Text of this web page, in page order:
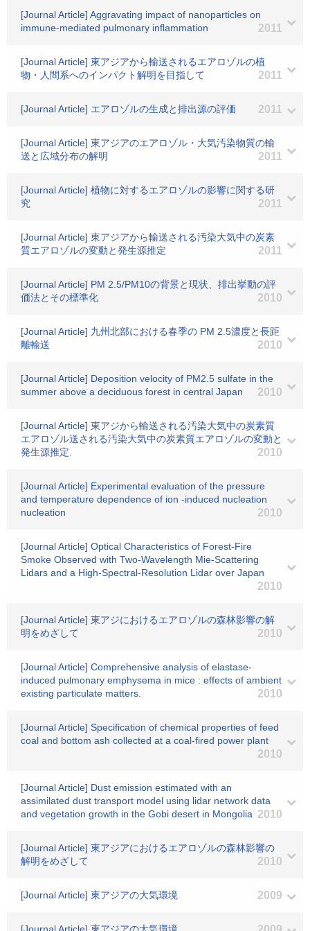
[Journal Article] Aggravating impact of nanoparticles on
immune-mediated pulmonary inflammation
2011
[Journal Article] 東アジアから輸送されるエアロゾルの植
物・人間系へのインパクト解明を目指して
2011
[Journal Article] エアロゾルの生成と排出源の評価 2011
[Journal Article] 東アジアのエアロゾル・大気汚染物質の輸
送と広域分布の解明
2011
[Journal Article] 植物に対するエアロゾルの影響に関する研
究
2011
[Journal Article] 東アジアから輸送される汚染大気中の炭素
質エアロゾルの変動と発生源推定
2011
[Journal Article] PM 2.5/PM10の背景と現状、排出挙動の評
価法とその標準化
2010
[Journal Article] 九州北部における春季の PM 2.5濃度と長距
離輸送
2010
[Journal Article] Deposition velocity of PM2.5 sulfate in the
summer above a deciduous forest in central Japan
2010
[Journal Article] 東アジから輸送される汚染大気中の炭素質
エアロゾル送される汚染大気中の炭素質エアロゾルの変動と
発生源推定.
2010
[Journal Article] Experimental evaluation of the pressure
and temperature dependence of ion -induced nucleation
nucleation
2010
[Journal Article] Optical Characteristics of Forest-Fire
Smoke Observed with Two-Wavelength Mie-Scattering
Lidars and a High-Spectral-Resolution Lidar over Japan
2010
[Journal Article] 東アジにおけるエアロゾルの森林影響の解
明をめざして
2010
[Journal Article] Comprehensive analysis of elastase-
induced pulmonary emphysema in mice : effects of ambient
existing particulate matters.
2010
[Journal Article] Specification of chemical properties of feed
coal and bottom ash collected at a coal-fired power plant
2010
[Journal Article] Dust emission estimated with an
assimilated dust transport model using lidar network data
and vegetation growth in the Gobi desert in Mongolia 2010
[Journal Article] 東アジアにおけるエアロゾルの森林影響の
解明をめざして
2010
[Journal Article] 東アジアの大気環境 2009